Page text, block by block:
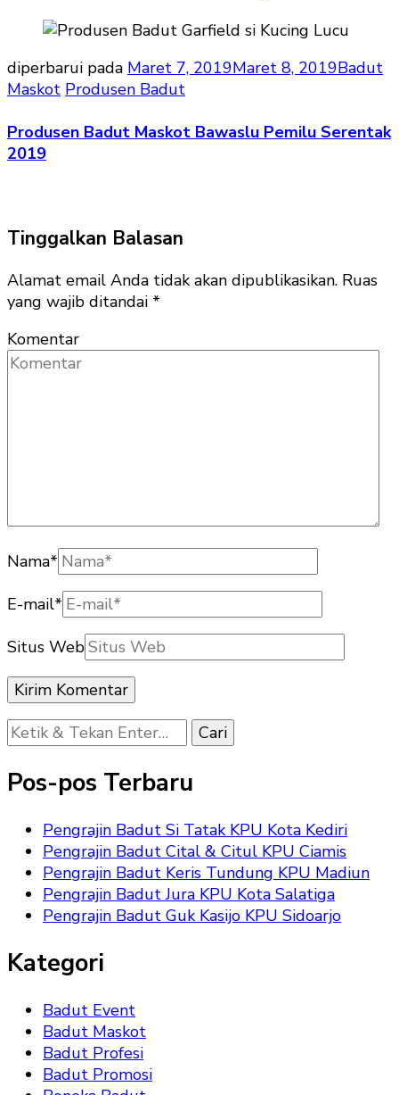
diperbarui pada Maret 7, 2019Maret 8, 2019Badut
Maskot Produsen Badut
Produsen Badut Maskot Bawaslu Pemilu Serentak
2019
Tinggalkan Balasan
Alamat email Anda tidak akan dipublikasikan. Ruas
yang wajib ditandai *
Komentar
Nama*
E-mail*
Situs Web
Mencari
Sesuatu?
Pos-pos Terbaru
Pengrajin Badut Si Tatak KPU Kota Kediri
Pengrajin Badut Cital & Citul KPU Ciamis
Pengrajin Badut Keris Tundung KPU Madiun
Pengrajin Badut Jura KPU Kota Salatiga
Pengrajin Badut Guk Kasijo KPU Sidoarjo
Kategori
Badut Event
Badut Maskot
Badut Profesi
Badut Promosi